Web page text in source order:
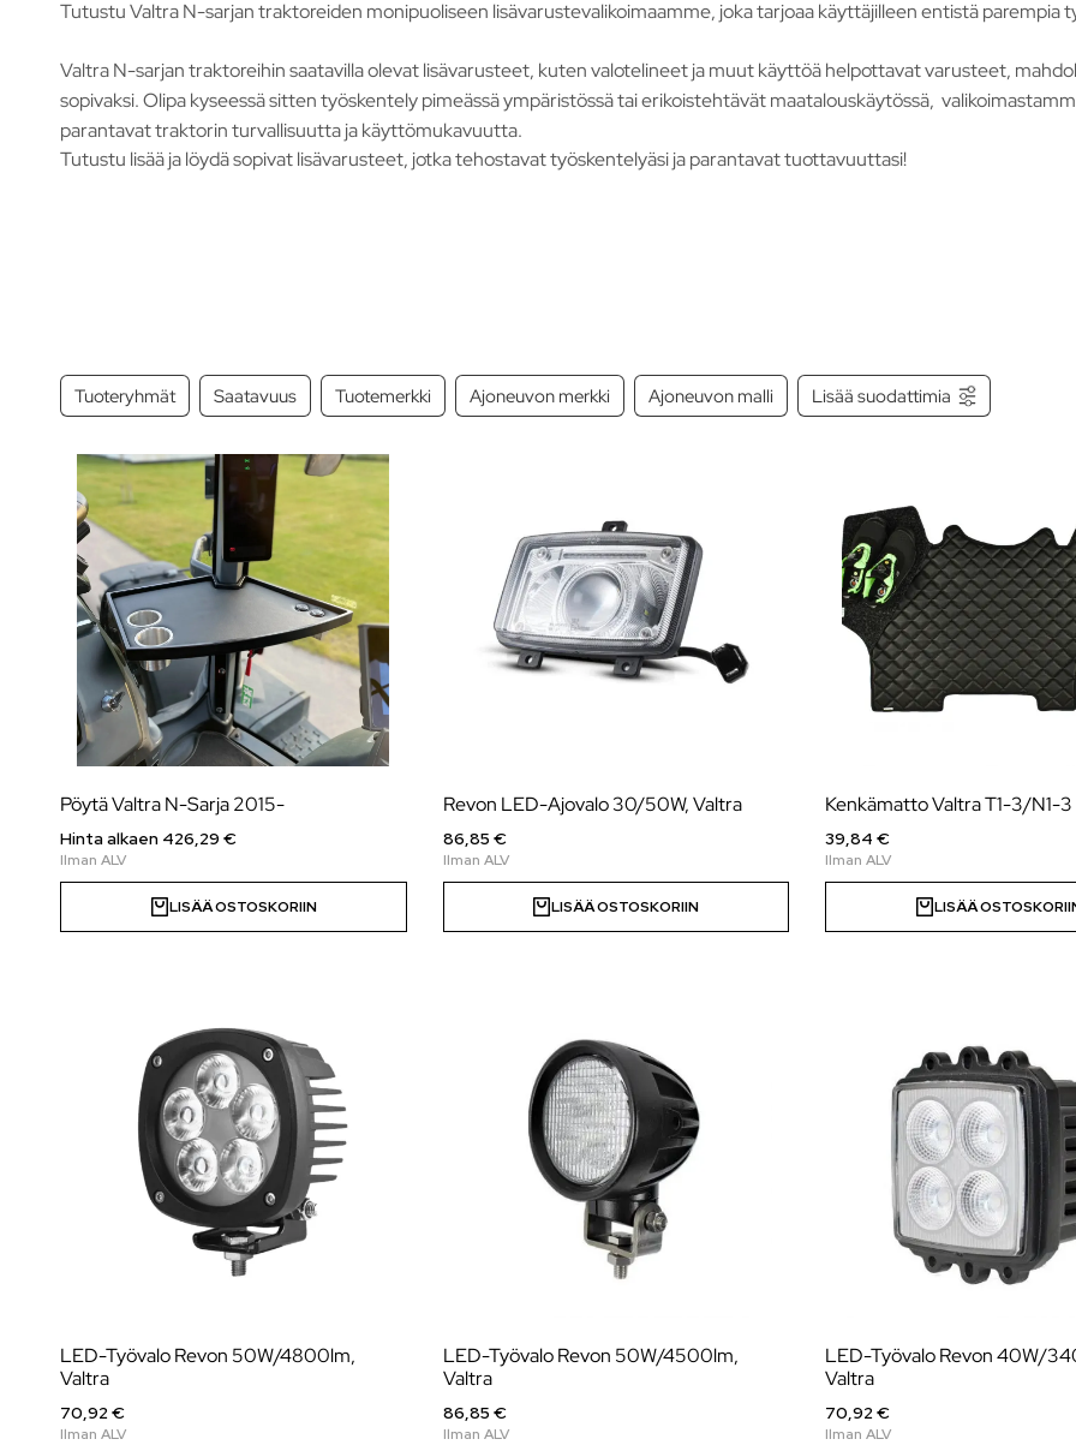
Tutustu Valtra N-sarjan traktoreiden monipuoliseen lisävarustevalikoimaamme, joka tarjoaa käyttäjilleen entistä parempia
Valtra N-sarjan traktoreihin saatavilla olevat lisävarusteet, kuten valotelineet ja muut käyttöä helpottavat varusteet,
sopivaksi. Olipa kyseessä sitten työskentely pimeässä ympäristössä tai erikoistehtävät maatalouskäytössä,
parantavat traktorin turvallisuutta ja käyttömukavuutta.
Tutustu lisää ja löydä sopivat lisävarusteet, jotka tehostavat työskentelyäsi ja parantavat tuottavuuttasi!
Tuoteryhmät Saatavuus Tuotemerkki Ajoneuvon merkki Ajoneuvon malli Lisää suodattimia
Pöytä Valtra N-Sarja 2015-
Hinta alkaen 426,29 €
LISÄÄ OSTOSKORIIN
Revon LED-Ajovalo 30/50W, Valtra
86,85 €
LISÄÄ OSTOSKORIIN
Kenkämatto Valtra T1-3/N1-3
39,84 €
LISÄÄ
LED-Työvalo Revon 50W/4800lm,
Valtra
70,92 €
LED-Työvalo Revon 50W/4500lm,
Valtra
86,85 €
LED-Työvalo Revon 40W/
Valtra
70,92 €